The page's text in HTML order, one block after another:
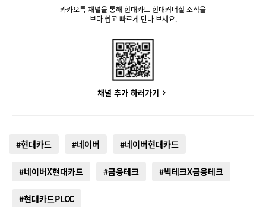
카카오톡 채널을 통해 현대카드∙현대커머셜 소식을
보다 쉽고 빠르게 만나 보세요.
채널 추가 하러가기
#현대카드 #네이버 #네이버현대카드
#네이버X현대카드 #금융테크 #빅테크X금융테크
#현대카드PLCC